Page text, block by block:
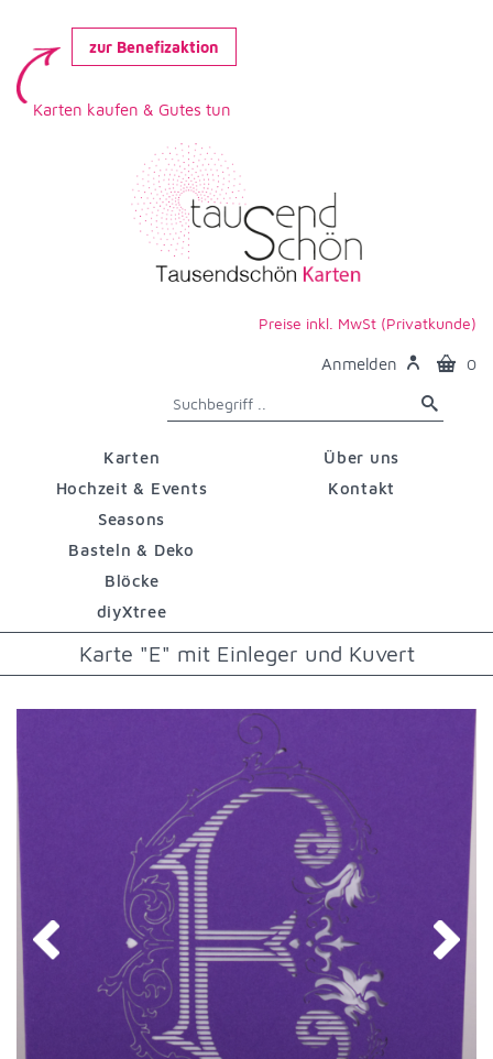
zur Benefizaktion
Karten kaufen & Gutes tun
Preise inkl. MwSt (Privatkunde)
Anmelden 0
Karten
Hochzeit & Events
Seasons
Basteln & Deko
Blöcke
diyXtree
Über uns
Kontakt
Karte "E" mit Einleger und Kuvert